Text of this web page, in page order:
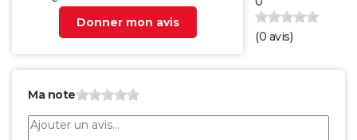
Donner mon avis
(0 avis)
Ma note